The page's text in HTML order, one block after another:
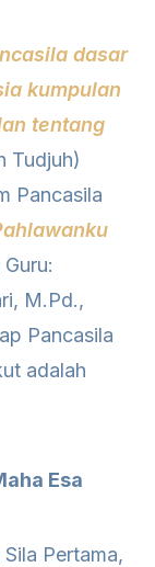
dasar
kumpulan
tentang
Tudjuh)
Pancasila
M.Pd.,
Pancasila
adalah
Esa
Pertama,